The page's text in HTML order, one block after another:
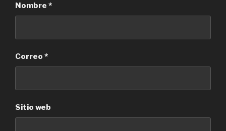
Nombre *
Correo *
Sitio web